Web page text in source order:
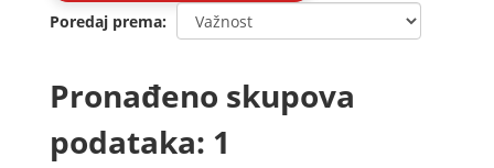
Poredaj prema
Pronađeno skupova
podataka: 1